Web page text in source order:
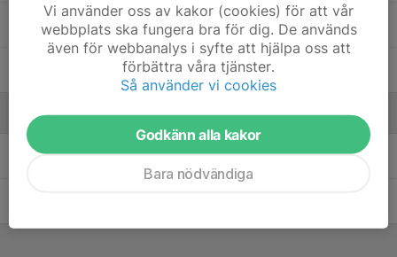
Mahmood Kayrouz
Malek Abdullah
Ledare
Christoffer LiljebladLedare
Vi använder oss av kakor (cookies) för att vår
webbplats ska fungera bra för dig. De används
även för webbanalys i syfte att hjälpa oss att
förbättra våra tjänster.
Så använder vi cookies
Godkänn alla kakor
Bara nödvändiga